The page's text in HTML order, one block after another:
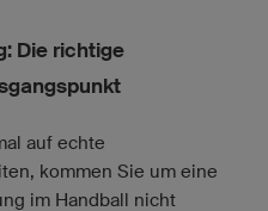
Die richtige
auf echte
kommen Sie um eine
im Handball nicht